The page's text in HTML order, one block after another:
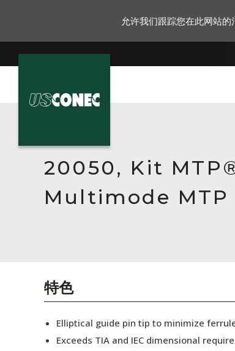
English Website
应用工程指导书 (AENs)
20050, Kit
Multimode
特色
Elliptical guide pin tip to minimize
Exceeds TIA and IEC dimensional
允许我们跟踪您在此网站